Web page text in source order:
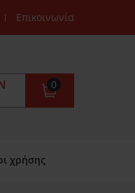
Επικοινωνία
0
χρήσης